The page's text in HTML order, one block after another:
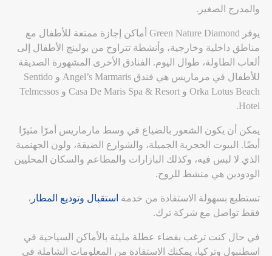
والمدرج الصغير.
يوفر Green Nature Diamond أماكن إجازة ممتعة للأطفال مع
مناطق داخلية وخارجية، وأنشطة تتراوح من بولينج الأطفال إلى
ألعاب الطاولة، طوال اليوم. الفنادق الأخرى المشهورة الصديقة
للأطفال في مرماريس هي فندق Angel’s Marmaris و Sentido
Orka Lotus Beach و Casa De Maris Spa & Resort و Telmessos
Hotel.
يمكن أن يكون الشعور بالضياع في وسط مارماريس أمرًا مثيرًا
أيضًا. البيوت الحجرية الجميلة، والشوارع الضيقة، ولون الجهنمية
الذي لا لبس فيه، وكذلك البازارات والمطاعم والسكان المحليين
الودودين هي منشط للروح.
تستطيع بسهولة الاستفادة من خدمة استقبال وتوديع المطار ،
فقط تواصل مع شركة ترك.
في حال كنت ترغب بقضاء عطلة مليئة بالأماكن السياحية في
اسطنبول وتركيا، يمكنك الاستفادة من المعلومات الشاملة في